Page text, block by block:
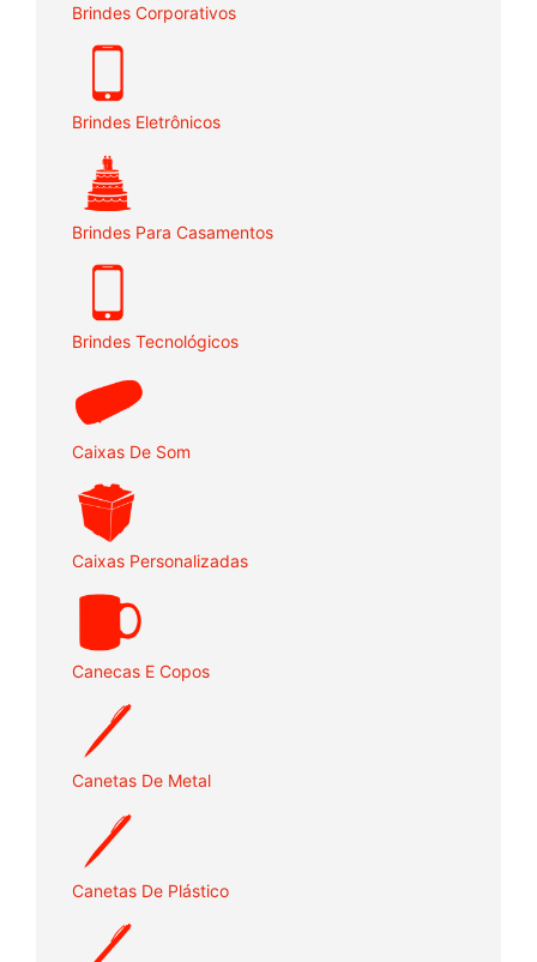
Brindes Corporativos
Brindes Eletrônicos
Brindes Para Casamentos
Brindes Tecnológicos
Caixas De Som
Caixas Personalizadas
Canecas E Copos
Canetas De Metal
Canetas De Plástico